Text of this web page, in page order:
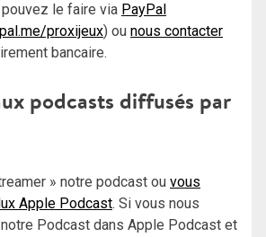
le faire via PayPal
proxijeux) ou nous contacter
bancaire.
podcasts diffusés par
» notre podcast ou vous
Apple Podcast. Si vous nous
Podcast dans Apple Podcast et